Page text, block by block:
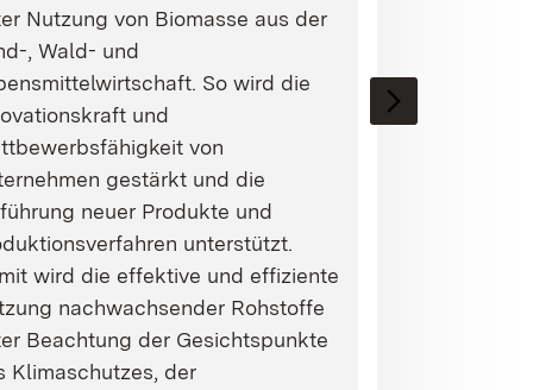
Nutzung von Biomasse aus der
, Wald- und
So wird die
und
von
gestärkt und die
neuer Produkte und
unterstützt.
wird die effektive und effiziente
nachwachsender Rohstoffe
Beachtung der Gesichtspunkte
Klimaschutzes, der